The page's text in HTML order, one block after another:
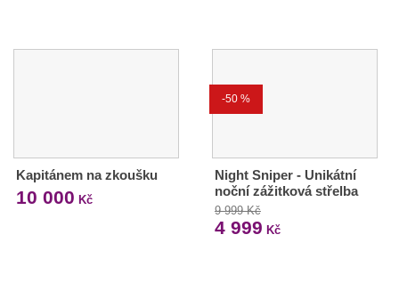
Kapitánem na zkoušku
10 000 Kč
-50 %
Night Sniper - Unikátní
noční zážitková střelba
9 999 Kč
4 999 Kč